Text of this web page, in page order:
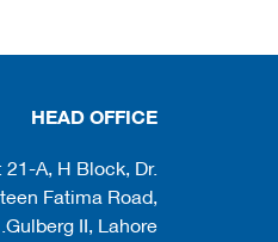
HEAD OFFICE
21-A, H Block, Dr.
Fatima Road,
Gulberg II, Lahore.